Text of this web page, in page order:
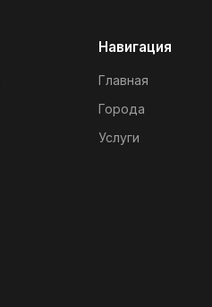
Навигация
Главная
Города
Услуги